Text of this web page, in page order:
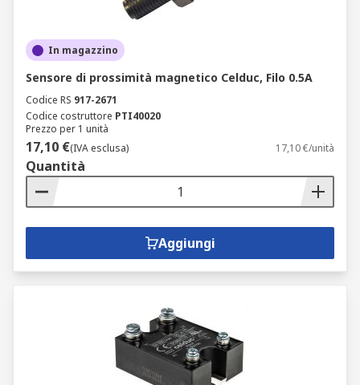
In magazzino
Sensore di prossimità magnetico Celduc, Filo 0.5A
Codice RS 917-2671
Codice costruttore PTI40020
Prezzo per 1 unità
17,10 €(IVA esclusa) 17,10 €/unità
Quantità
Aggiungi